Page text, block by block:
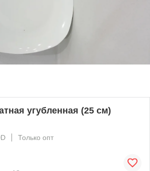
угубленная (25 см)
Только опт